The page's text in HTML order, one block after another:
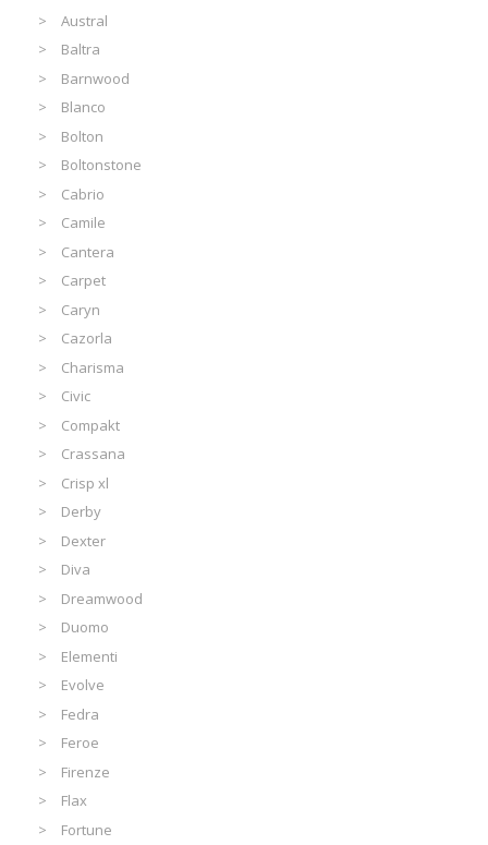
Austral
Baltra
Barnwood
Blanco
Bolton
Boltonstone
Cabrio
Camile
Cantera
Carpet
Caryn
Cazorla
Charisma
Civic
Compakt
Crassana
Crisp xl
Derby
Dexter
Diva
Dreamwood
Duomo
Elementi
Evolve
Fedra
Feroe
Firenze
Flax
Fortune